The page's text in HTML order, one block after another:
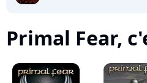
Primal Fear,